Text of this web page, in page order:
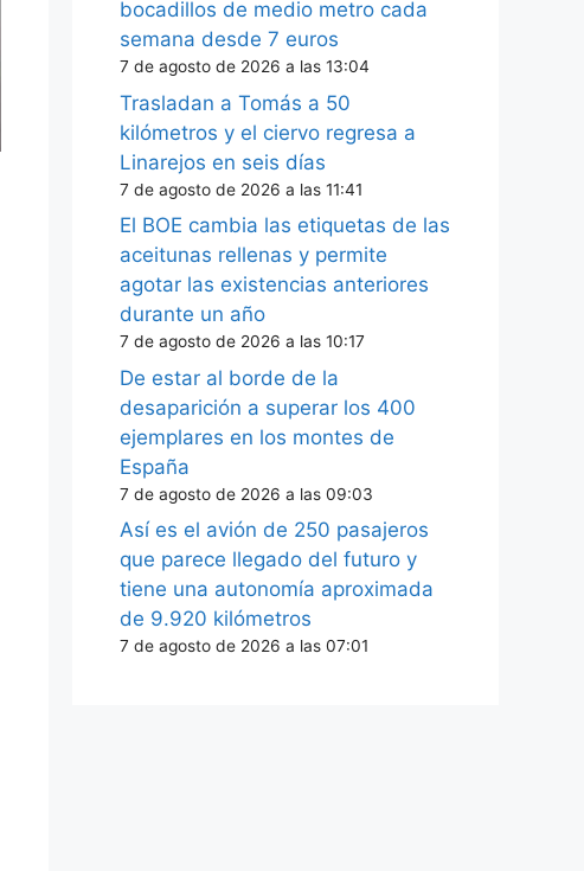
bocadillos de medio metro cada
semana desde 7 euros
7 de agosto de 2026 a las 13:04
Trasladan a Tomás a 50
kilómetros y el ciervo regresa a
Linarejos en seis días
7 de agosto de 2026 a las 11:41
El BOE cambia las etiquetas de las
aceitunas rellenas y permite
agotar las existencias anteriores
durante un año
7 de agosto de 2026 a las 10:17
De estar al borde de la
desaparición a superar los 400
ejemplares en los montes de
España
7 de agosto de 2026 a las 09:03
Así es el avión de 250 pasajeros
que parece llegado del futuro y
tiene una autonomía aproximada
de 9.920 kilómetros
7 de agosto de 2026 a las 07:01